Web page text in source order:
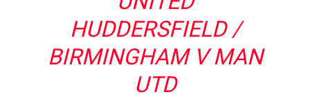
HUDDERSFIELD /
BIRMINGHAM V MAN
UTD